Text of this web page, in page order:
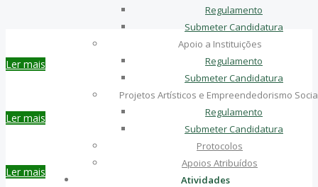
Regulamento
Submeter Candidatura
Apoio a Instituições
Regulamento
Submeter Candidatura
Projetos Artísticos e Empreendedorismo
Regulamento
Submeter Candidatura
Protocolos
Apoios Atribuídos
Atividades
Ler mais
Ler mais
Ler mais